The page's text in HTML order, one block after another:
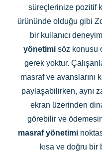
süreçlerinize pozitif
ürününde olduğu gibi
bir kullanıcı
yönetimisöz konusu
gerek yoktur.
masraf ve avanslarını
paylaşabilirken, aynı
ekran üzerinden
görebilir ve
masraf yönetimi
kısa ve doğru